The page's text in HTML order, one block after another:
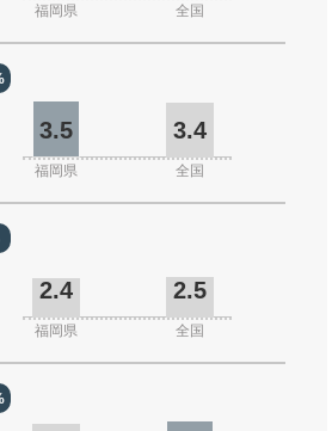
福岡県 全国
3.5 3.4
福岡県 全国
2.4 2.5
福岡県 全国